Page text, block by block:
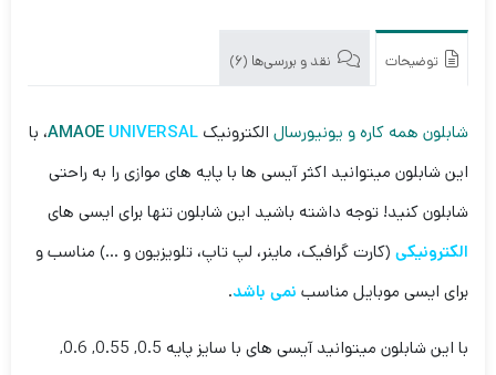
AMAOE
توضیحات نقد و بررسی‌ها (6)
شابلون همه کاره و یونیورسال الکترونیک AMAOE UNIVERSAL
، با
این شابلون میتوانید اکثر آیسی ها با پایه های موازی را به راحتی
شابلون کنید! توجه داشته باشید این شابلون تنها برای ایسی های
الکترونیکی (کارت گرافیک، ماینر، لپ تاپ، تلویزیون و …) مناسب و
برای ایسی موبایل مناسب نمی باشد.
با این شابلون میتوانید آیسی های با سایز پایه 0.5, 0.55, 0.6,